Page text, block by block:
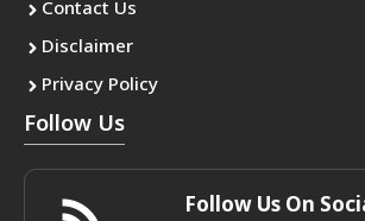
Contact Us
Disclaimer
Privacy Policy
Follow Us
Follow Us On